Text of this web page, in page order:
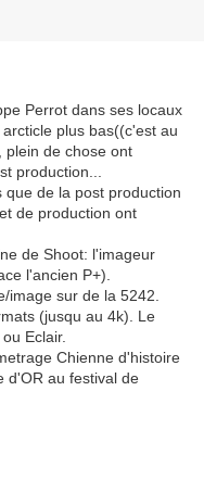
Perrot dans ses locaux
plus bas((c'est au
plein de chose ont
production...
que de la post production
de production ont
de Shoot: l'imageur
l'ancien P+).
image sur de la 5242.
(jusqu au 4k). Le
Eclair.
Chienne d'histoire
d'OR au festival de